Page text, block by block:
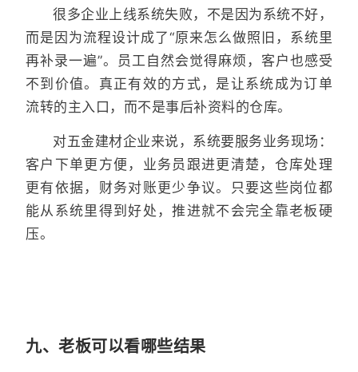
很多企业上线系统失败，不是因为系统不好，
而是因为流程设计成了“原来怎么做照旧，系统里
再补录一遍”。员工自然会觉得麻烦，客户也感受
不到价值。真正有效的方式，是让系统成为订单
流转的主入口，而不是事后补资料的仓库。
对五金建材企业来说，系统要服务业务现场：
客户下单更方便，业务员跟进更清楚，仓库处理
更有依据，财务对账更少争议。只要这些岗位都
能从系统里得到好处，推进就不会完全靠老板硬
压。
九、老板可以看哪些结果